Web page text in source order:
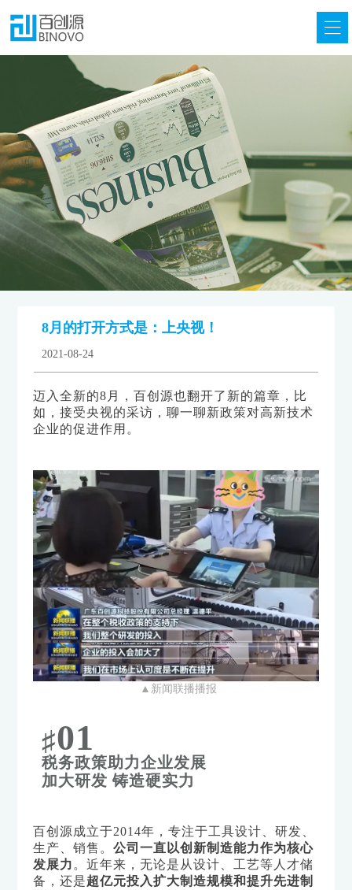
8月的打开方式是：上央视！
2021-08-24
迈入全新的8月，百创源也翻开了新的篇章，比
如，接受央视的采访，聊一聊新政策对高新技术
企业的促进作用。
▲新闻联播播报
♯01
税务政策助力企业发展
加大研发 铸造硬实力
百创源成立于2014年，专注于工具设计、研发、
生产、销售。公司一直以创新制造能力作为核心
发展力 。近年来，无论是从设计、工艺等人才储
备，还是超亿元投入扩大制造规模和提升先进制